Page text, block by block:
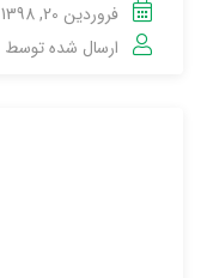
فروردین 20, 1398
ارسال شده توسط